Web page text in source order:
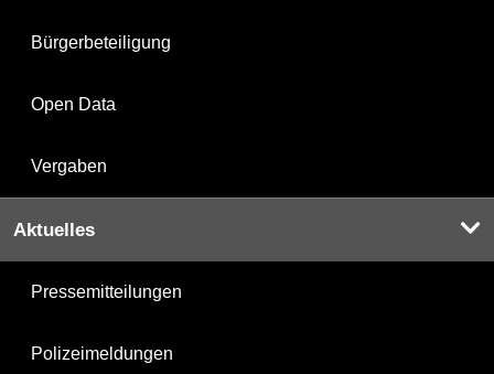
Bürgerbeteiligung
Open Data
Vergaben
Aktuelles
Pressemitteilungen
Polizeimeldungen